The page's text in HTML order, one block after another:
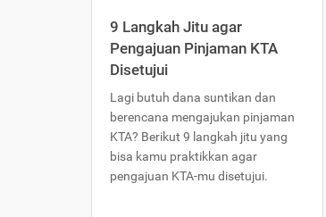
9 Langkah Jitu agar
Pengajuan Pinjaman KTA
Disetujui
Lagi butuh dana suntikan dan
berencana mengajukan pinjaman
KTA? Berikut 9 langkah jitu yang
bisa kamu praktikkan agar
pengajuan KTA-mu disetujui.